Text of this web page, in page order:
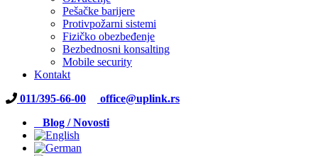
Pešačke barijere
Protivpožarni sistemi
Fizičko obezbeđenje
Bezbednosni konsalting
Mobile security
Kontakt
011/395-66-00
office@uplink.rs
Blog / Novosti